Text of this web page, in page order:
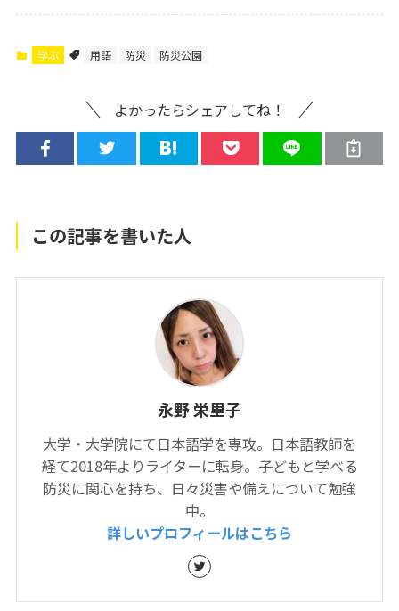
学ぶ 用語 防災 防災公園
よかったらシェアしてね！
この記事を書いた人
永野 栄里子
大学・大学院にて日本語学を専攻。日本語教師を
経て2018年よりライターに転身。子どもと学べる
防災に関心を持ち、日々災害や備えについて勉強
中。
詳しいプロフィールはこちら